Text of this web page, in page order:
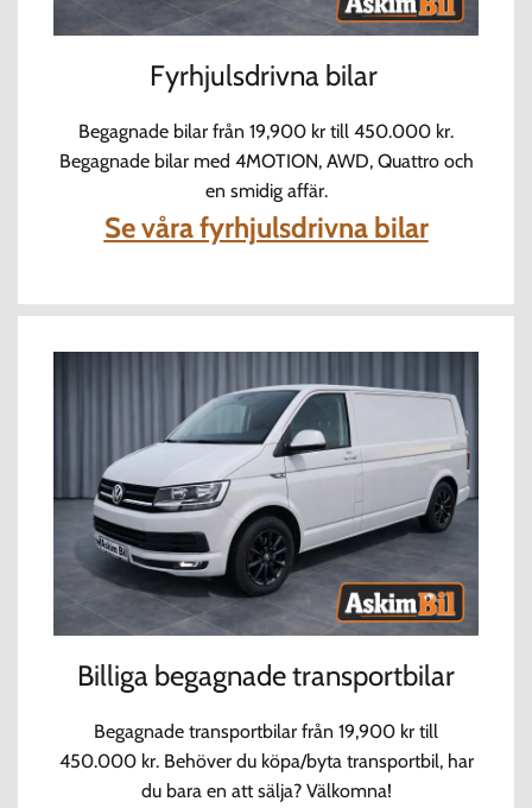
Fyrhjulsdrivna bilar
Begagnade bilar från 19,900 kr till 450.000 kr.
Begagnade bilar med 4MOTION, AWD, Quattro och
en smidig affär.
Se våra fyrhjulsdrivna bilar
Billiga begagnade transportbilar
Begagnade transportbilar från 19,900 kr till
450.000 kr. Behöver du köpa/byta transportbil, har
du bara en att sälja? Välkomna!